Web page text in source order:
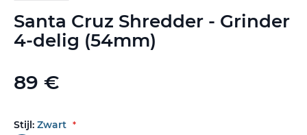
Santa Cruz Shredder - Grinder
4-delig (54mm)
89 €
Stijl: Zwart
naar
het
begin
de
afbeeldingen-